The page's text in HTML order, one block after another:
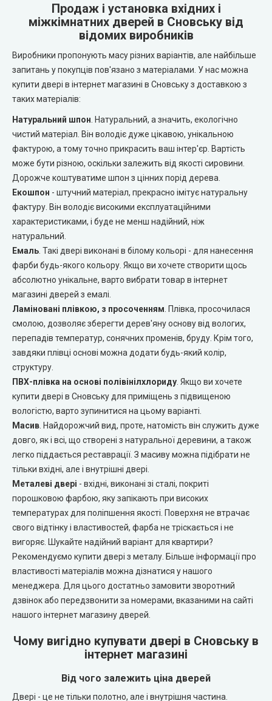
BEREZ (Берез)
MAGDA (Магда)
ARTIZ (Артиз)
Екодверка (з масиву сосни)
Статус (Status Doors)
Estet Doors (Естет Дорс)
Стильні Двері
StilDoors (СтілДорс)
Двері прихованого монтажу
DOORIS (Доріс)
BRAMA (Брама)
OMEGA (Омега)
MSDoors (МСДорс)
KFD (КФД)
GRAND (Гранд)
LUXDOORS (ЛюксДорс)
Portalino Doors (Порталіно)
CITY (Сіті фарбовані двері)
Free Style doors (Фрі Стайл під фарбування)
Контур
Danapris Doors (Данапріс Дорс)
DRUID (Друід)
Продаж і установка вхідних і
міжкімнатних дверей в Сновську від
відомих виробників
Виробники пропонують масу різних варіантів, але найбільше
запитань у покупців пов'язано з матеріалами. У нас можна
купити двері в інтернет магазині в Сновську з доставкою з
таких матеріалів:
Натуральний шпон . Натуральний, а значить, екологічно
чистий матеріал. Він володіє дуже цікавою, унікальною
фактурою, а тому точно прикрасить ваш інтер'єр. Вартість
може бути різною, оскільки залежить від якості сировини.
Дорожче коштуватиме шпон з цінних порід дерева.
Екошпон - штучний матеріал, прекрасно імітує натуральну
фактуру. Він володіє високими експлуатаційними
характеристиками, і буде не менш надійний, ніж
натуральний.
Емаль . Такі двері виконані в білому кольорі - для нанесення
фарби будь-якого кольору. Якщо ви хочете створити щось
абсолютно унікальне, варто вибрати товар в інтернет
магазині дверей з емалі.
Ламіновані плівкою, з просоченням . Плівка, просочилася
смолою, дозволяє зберегти дерев'яну основу від вологих,
перепадів температур, сонячних променів, бруду. Крім того,
завдяки плівці основі можна додати будь-який колір,
структуру.
ПВХ-плівка на основі полівінілхлориду . Якщо ви хочете
купити двері в Сновську для приміщень з підвищеною
вологістю, варто зупинитися на цьому варіанті.
Масив . Найдорожчий вид, проте, натомість він служить дуже
довго, як і всі, що створені з натуральної деревини, а також
легко піддається реставрації. З масиву можна підібрати не
тільки вхідні, але і внутрішні двері.
Металеві двері - вхідні, виконані зі сталі, покриті
порошковою фарбою, яку запікають при високих
температурах для поліпшення якості. Поверхня не втрачає
свого відтінку і властивостей, фарба не тріскається і не
вигоряє. Шукайте надійний варіант для квартири?
Рекомендуємо купити двері з металу. Більше інформації про
властивості матеріалів можна дізнатися у нашого
менеджера. Для цього достатньо замовити зворотний
дзвінок або передзвонити за номерами, вказаними на сайті
нашого інтернет магазину дверей.
Чому вигідно купувати двері в Сновську в
інтернет магазині
Від чого залежить ціна дверей
Двері - це не тільки полотно, але і внутрішня частина.